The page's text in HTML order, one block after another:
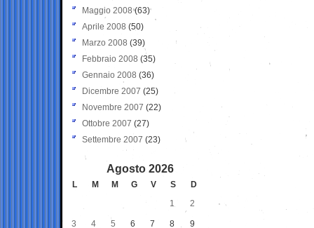
Maggio 2008(63)
Aprile 2008 (50)
Marzo 2008 (39)
Febbraio 2008 (35)
Gennaio 2008 (36)
Dicembre 2007 (25)
Novembre 2007 (22)
Ottobre 2007 (27)
Settembre 2007 (23)
Agosto 2026
L M M G V S
D
1
2
3 4 5 6 7 8 9